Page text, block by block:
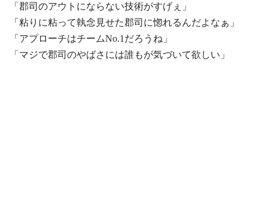
「郡司のアウトにならない技術がすげぇ」
「粘りに粘って執念見せた郡司に惚れるんだよなぁ」
「アプローチはチームNo.1だろうね」
「マジで郡司のやばさには誰もが気づいて欲しい」